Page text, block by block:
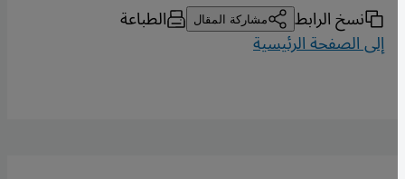
نسخ الرابط مشاركة المقال الطباعة
إلى الصفحة الرئيسية